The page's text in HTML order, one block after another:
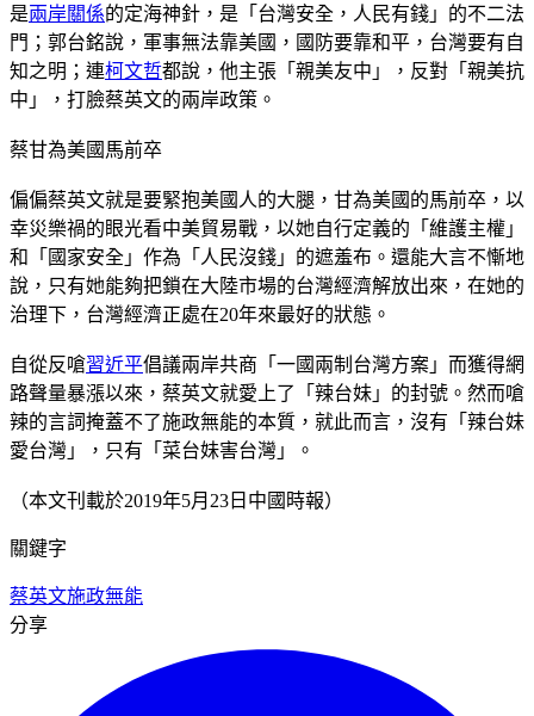
是兩岸關係的定海神針，是「台灣安全，人民有錢」的不二法
門；郭台銘說，軍事無法靠美國，國防要靠和平，台灣要有自
知之明；連柯文哲都說，他主張「親美友中」，反對「親美抗
中」，打臉蔡英文的兩岸政策。
蔡甘為美國馬前卒
偏偏蔡英文就是要緊抱美國人的大腿，甘為美國的馬前卒，以
幸災樂禍的眼光看中美貿易戰，以她自行定義的「維護主權」
和「國家安全」作為「人民沒錢」的遮羞布。還能大言不慚地
說，只有她能夠把鎖在大陸市場的台灣經濟解放出來，在她的
治理下，台灣經濟正處在20年來最好的狀態。
自從反嗆習近平倡議兩岸共商「一國兩制台灣方案」而獲得網
路聲量暴漲以來，蔡英文就愛上了「辣台妹」的封號。然而嗆
辣的言詞掩蓋不了施政無能的本質，就此而言，沒有「辣台妹
愛台灣」，只有「菜台妹害台灣」。
（本文刊載於2019年5月23日中國時報）
關鍵字
蔡英文施政無能
分享